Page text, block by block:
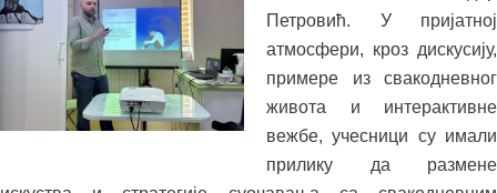
Петровић. У пријатној
атмосфери, кроз дискусију,
примере из свакодневног
живота и интерактивне
вежбе, учесници су имали
прилику да размене